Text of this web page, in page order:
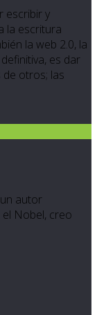
escribir y
la escritura
la web 2.0, la
es dar
otros; las
autor
Nobel, creo